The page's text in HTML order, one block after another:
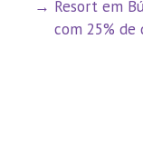
Resort em
com 25% de